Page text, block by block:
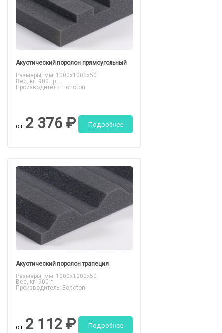
Акустический поролон прямоугольный
Размеры, мм: 1000х1000х50
Вес, кг: 900 гр
Производитель: Echoton
от 2 376 ₽ Подробнее
Акустический поролон трапеция
Размеры, мм: 1000х1000х50
Вес, кг: 900 г
Производитель: Echoton
от 2 112 ₽ Подробнее